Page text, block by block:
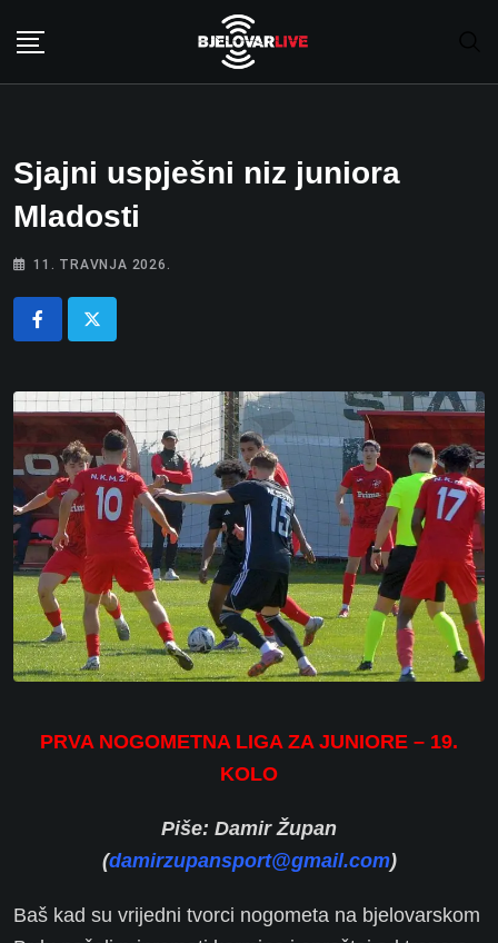
Sjajni uspješni niz juniora
Mladosti
11. TRAVNJA 2026.
PRVA NOGOMETNA LIGA ZA JUNIORE – 19.
KOLO
Piše: Damir Župan
(damirzupansport@gmail.com)
Baš kad su vrijedni tvorci nogometa na bjelovarskom